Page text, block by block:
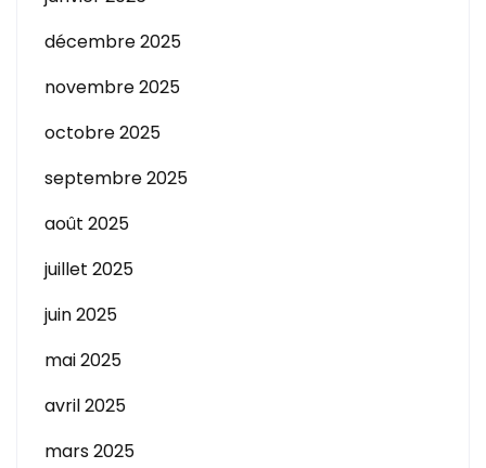
décembre 2025
novembre 2025
octobre 2025
septembre 2025
août 2025
juillet 2025
juin 2025
mai 2025
avril 2025
mars 2025